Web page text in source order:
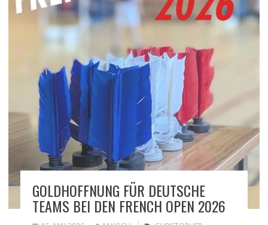
GOLDHOFFNUNG FÜR DEUTSCHE
TEAMS BEI DEN FRENCH OPEN 2026